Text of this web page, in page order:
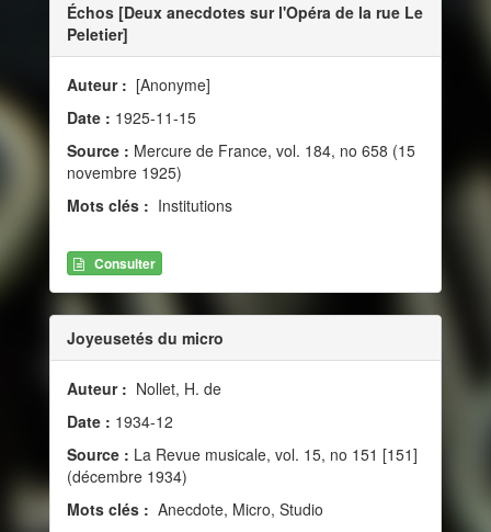
Échos [Deux anecdotes sur l'Opéra de la rue Le
Peletier]
Auteur : [Anonyme]
Date : 1925-11-15
Source : Mercure de France, vol. 184, no 658 (15
novembre 1925)
Mots clés : Institutions
Consulter
Joyeusetés du micro
Auteur : Nollet, H. de
Date : 1934-12
Source : La Revue musicale, vol. 15, no 151 [151]
(décembre 1934)
Mots clés : Anecdote, Micro, Studio